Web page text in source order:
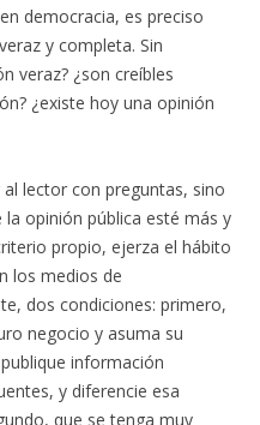
democracia, es preciso
y completa. Sin
veraz? ¿son creíbles
¿existe hoy una opinión
lector con preguntas, sino
opinión pública esté más y
propio, ejerza el hábito
los medios de
dos condiciones: primero,
negocio y asuma su
información
y diferencie esa
que se tenga muy